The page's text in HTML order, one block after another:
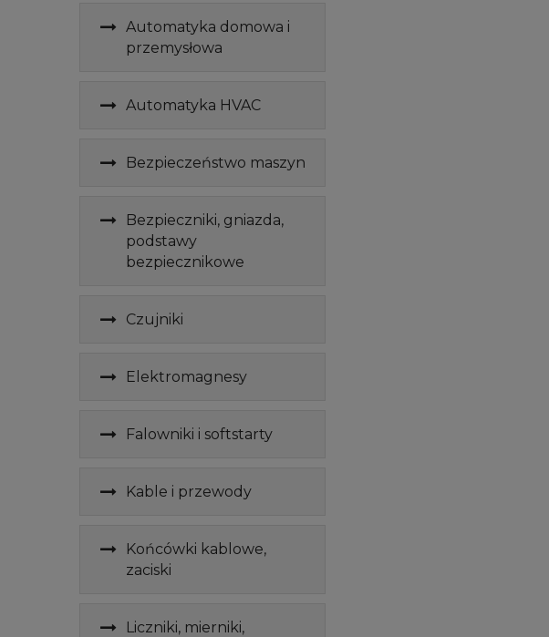
Automatyka domowa i
przemysłowa
Automatyka HVAC
Bezpieczeństwo maszyn
Bezpieczniki, gniazda,
podstawy
bezpiecznikowe
Czujniki
Elektromagnesy
Falowniki i softstarty
Kable i przewody
Końcówki kablowe,
zaciski
Liczniki, mierniki,